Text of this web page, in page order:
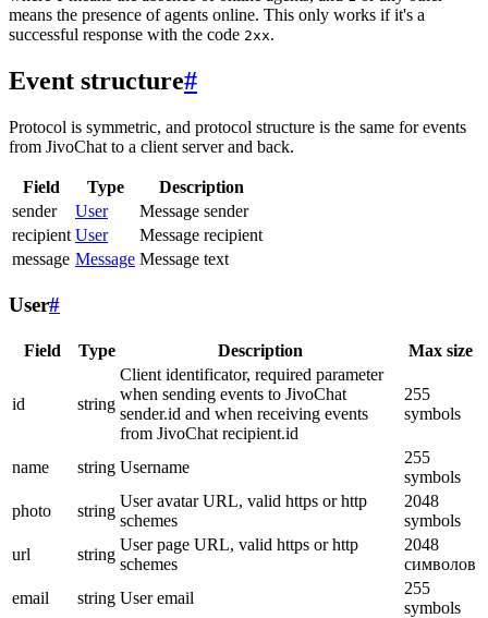
means the presence of agents online. This only works if it's a
successful response with the code 2xx.
Event structure#
Protocol is symmetric, and protocol structure is the same for events
from JivoChat to a client server and back.
Field Type
Description
sender
User
Message sender
recipient User
Message recipient
message Message Message text
User#
Field Type Description Max size
id string
Client identificator, required parameter
when sending events to JivoChat
sender.id and when receiving events
from JivoChat recipient.id
255
symbols
name string Username
255
symbols
photo
string
User avatar URL, valid https or http
schemes
2048
symbols
url
string
User page URL, valid https or http
schemes
2048
символов
email
string User email
255
symbols